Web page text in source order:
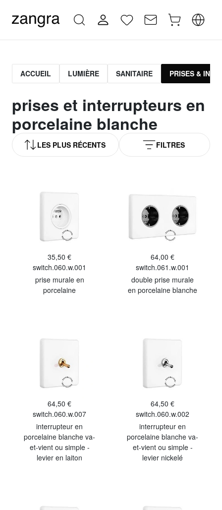
ACCUEIL LUMIÈRE SANITAIRE PRISES &
prises et interrupteurs en
porcelaine blanche
LES PLUS RÉCENTS FILTRES
35,50 €
switch.060.w.001
prise murale en
porcelaine
64,00 €
switch.061.w.001
double prise murale
en porcelaine blanche
64,50 €
switch.060.w.007
interrupteur en
porcelaine blanche va-
et-vient ou simple -
levier en laiton
64,50 €
switch.060.w.002
interrupteur en
porcelaine blanche va-
et-vient ou simple -
levier nickelé